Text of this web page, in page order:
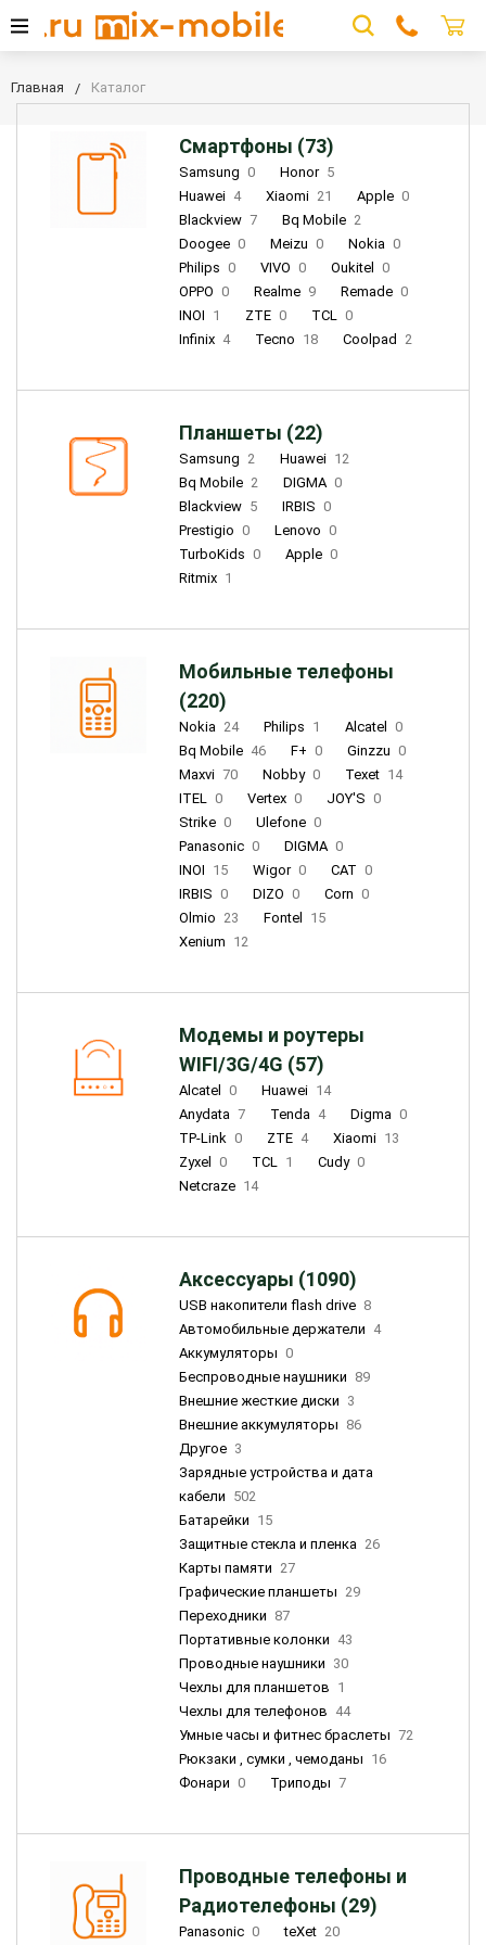
Главная Каталог
Смартфоны (73)
Samsung 0 Honor 5
Huawei 4 Xiaomi 21 Apple 0
Blackview 7 Bq Mobile 2
Doogee 0 Meizu 0 Nokia 0
Philips 0 VIVO 0 Oukitel
0
OPPO 0 Realme 9 Remade 0
INOI 1 ZTE 0 TCL 0
Infinix 4 Tecno 18 Coolpad 2
Планшеты (22)
Samsung 2 Huawei 12
Bq Mobile 2 DIGMA 0
Blackview 5 IRBIS 0
Prestigio 0 Lenovo 0
TurboKids 0 Apple 0
Ritmix 1
Мобильные телефоны
(220)
Nokia 24 Philips 1 Alcatel
0
Bq Mobile 46 F+ 0 Ginzzu 0
Maxvi 70 Nobby 0 Texet 14
ITEL 0 Vertex 0 JOY'S 0
Strike 0 Ulefone 0
Panasonic 0 DIGMA 0
INOI 15 Wigor 0 CAT 0
IRBIS 0 DIZO 0 Corn 0
Olmio 23 Fontel
15
Xenium 12
Модемы и роутеры
WIFI/3G/4G (57)
Alcatel 0 Huawei 14
Anydata 7 Tenda 4 Digma 0
TP-Link 0 ZTE 4 Xiaomi 13
Zyxel
0 TCL 1 Cudy 0
Netcraze 14
Аксессуары (1090)
USB накопители flash drive 8
Автомобильные держатели 4
Аккумуляторы 0
Беспроводные наушники 89
Внешние жесткие диски 3
Внешние аккумуляторы 86
Другое 3
Зарядные устройства и дата
кабели 502
Батарейки 15
Защитные стекла и пленка 26
Карты памяти 27
Графические планшеты 29
Переходники 87
Портативные колонки 43
Проводные наушники 30
Чехлы для планшетов 1
Чехлы для телефонов 44
Умные часы и фитнес браслеты 72
Рюкзаки , сумки , чемоданы 16
Фонари 0 Триподы 7
Проводные телефоны и
Радиотелефоны (29)
Panasonic 0 teXet 20